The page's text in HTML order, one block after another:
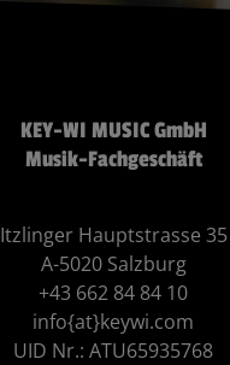
KEY-WI MUSIC GmbH
Musik-Fachgeschäft
Itzlinger Hauptstrasse 35
A-5020 Salzburg
+43 662 84 84 10
info{at}keywi.com
UID Nr.: ATU65935768